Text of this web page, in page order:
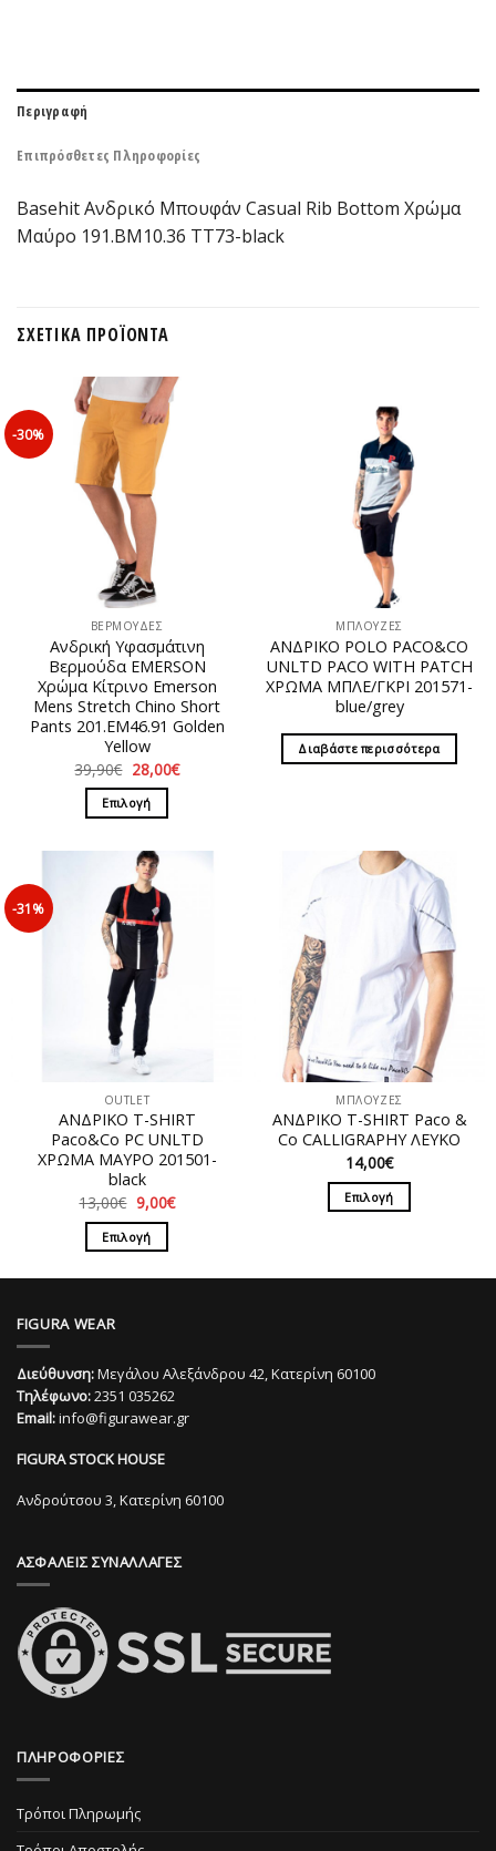
Περιγραφή
Επιπρόσθετες Πληροφορίες
Basehit Ανδρικό Μπουφάν Casual Rib Bottom Χρώμα
Μαύρο 191.BM10.36 ΤΤ73-black
ΣΧΕΤΙΚΆ ΠΡΟΪΌΝΤΑ
-30%
ΒΕΡΜΟΥΔΕΣ
Ανδρική Υφασμάτινη
Βερμούδα EMERSON
Χρώμα Κίτρινο Emerson
Mens Stretch Chino Short
Pants 201.EM46.91 Golden
Yellow
39,90€ Original
price
was:
39,90€.
28,00€Η
τρέχουσα
Επιλογή
το
προϊόν
έχει
πολλαπλές
παραλλαγές.
Οι
επιλογές
μπορούν
να
επιλεγούν
σελίδα
του
προϊόντος
ΜΠΛΟΥΖΕΣ
ΑΝΔΡΙΚΟ POLO PACO&CO
UNLTD PACO WITH PATCH
ΧΡΩΜΑ ΜΠΛΕ/ΓΚΡΙ 201571-
blue/grey
Διαβάστε περισσότερα
-31%
OUTLET
ΑΝΔΡΙΚΟ T-SHIRT
Paco&Co PC UNLTD
ΧΡΩΜΑ ΜΑΥΡΟ 201501-
black
13,00€ Original
price
was:
13,00€.
9,00€Η
Επιλογή
παραλλαγές.
Οι
επιλογές
μπορούν
επιλεγούν
του
ΜΠΛΟΥΖΕΣ
ΑΝΔΡΙΚΟ T-SHIRT Paco &
Co CALLIGRAPHY ΛΕΥΚΟ
14,00€
Επιλογή
επιλογές
FIGURA WEAR
Διεύθυνση:Μεγάλου Αλεξάνδρου 42, Κατερίνη 60100
Τηλέφωνο:2351 035262
Email:info@figurawear.gr
FIGURA STOCK HOUSE
Ανδρούτσου 3, Κατερίνη 60100
ΑΣΦΑΛΕΙΣ ΣΥΝΑΛΛΑΓΕΣ
ΠΛΗΡΟΦΟΡΙΕΣ
Τρόποι Πληρωμής